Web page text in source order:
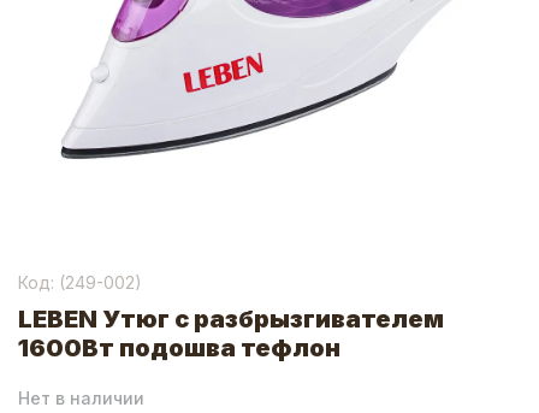
Код: (249-002)
LEBEN Утюг с разбрызгивателем
1600Вт подошва тефлон
Нет в наличии